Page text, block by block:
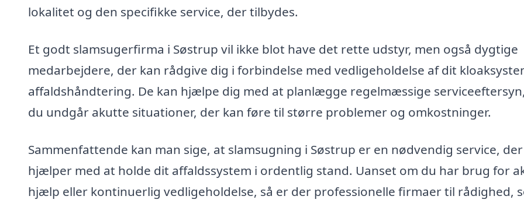
lokalitet og den specifikke service, der tilbydes.
Et godt slamsugerfirma i Søstrup vil ikke blot have det rette udstyr, men også dygtige
medarbejdere, der kan rådgive dig i forbindelse med vedligeholdelse af dit
affaldshåndtering. De kan hjælpe dig med at planlægge regelmæssige
du undgår akutte situationer, der kan føre til større problemer og omkostninger.
Sammenfattende kan man sige, at slamsugning i Søstrup er en nødvendig service, der
hjælper med at holde dit affaldssystem i ordentlig stand. Uanset om du har brug for
hjælp eller kontinuerlig vedligeholdelse, så er der professionelle firmaer til rådighed,